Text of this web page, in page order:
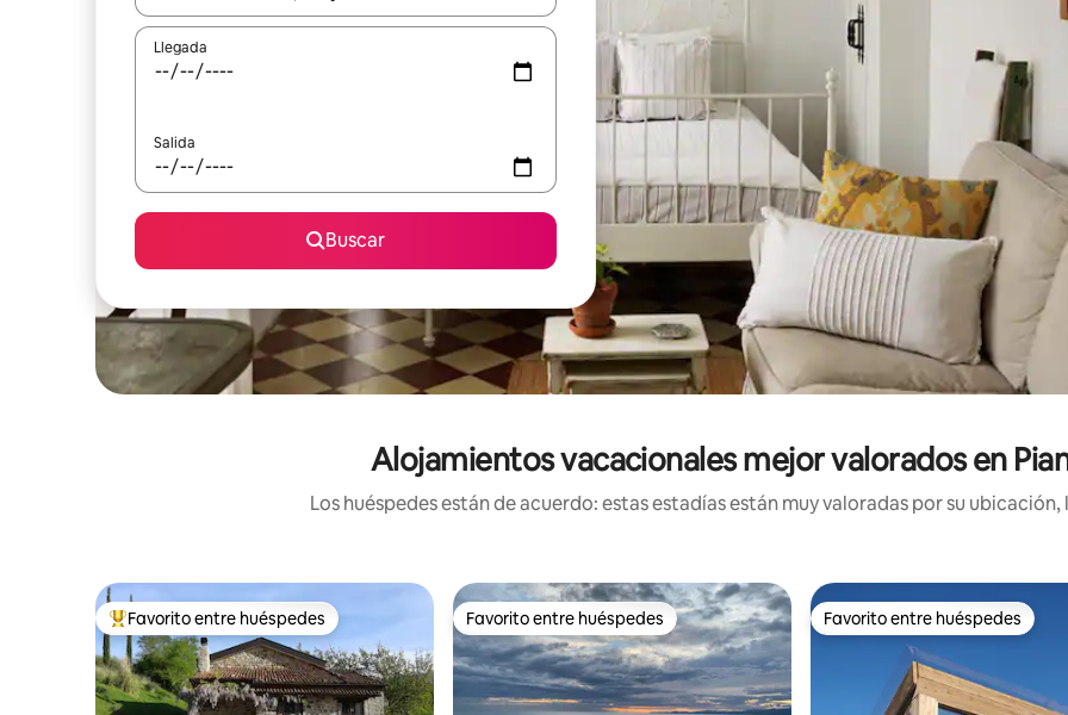
Llegada
Salida
Buscar
Alojamientos vacacionales mejor valorados en
Los huéspedes están de acuerdo: estas estadías están muy valoradas por su
Favorito entre huéspedes preferido
Favorito entre huéspedes Favorito entre huéspedes
Favorito entre huéspedes Favorito entre huéspedes
Favorito entre huéspedes